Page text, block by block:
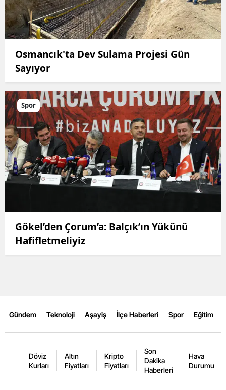
Osmancık'ta Dev Sulama Projesi Gün
Sayıyor
Spor
Gökel’den Çorum’a: Balçık’ın Yükünü
Hafifletmeliyiz
Gündem Teknoloji Aşayiş İlçe Haberleri Spor Eğitim
Döviz
Kurları
Altın
Fiyatları
Kripto
Fiyatları
Son
Dakika
Haberleri
Hava
Durumu